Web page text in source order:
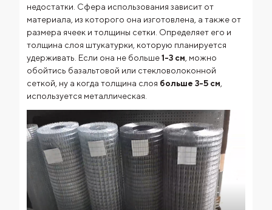
недостатки. Сфера использования зависит от
материала, из которого она изготовлена, а также от
размера ячеек и толщины сетки. Определяет его и
толщина слоя штукатурки, которую планируется
удерживать. Если она не больше1-3 см, можно
обойтись базальтовой или стекловолоконной
сеткой, ну а когда толщина слоя больше 3-5 см,
используется металлическая.